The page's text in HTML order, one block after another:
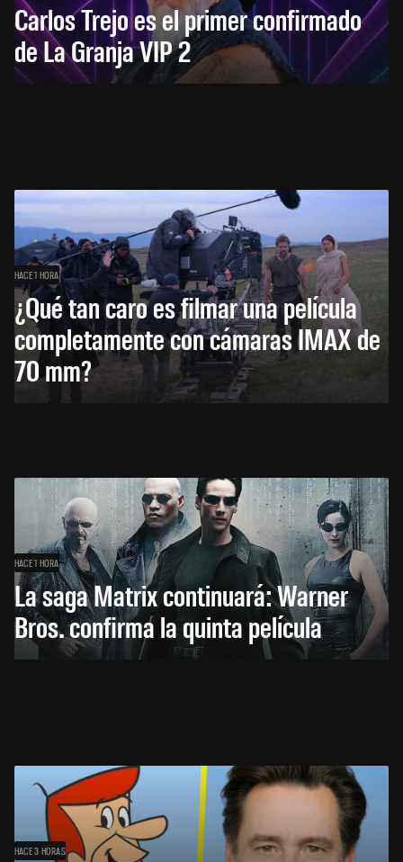
Carlos Trejo es el primer confirmado
de La Granja VIP 2
HACE 1 HORA
¿Qué tan caro es filmar una película
completamente con cámaras IMAX de
70 mm?
HACE 1 HORA
La saga Matrix continuará: Warner
Bros. confirma la quinta película
HACE 3 HORAS